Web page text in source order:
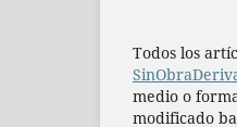
Todos los
medio o
modificado